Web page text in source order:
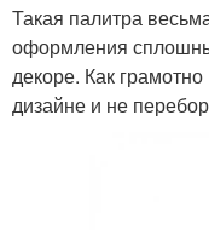
Такая палитра
оформления
декоре. Как
дизайне и не